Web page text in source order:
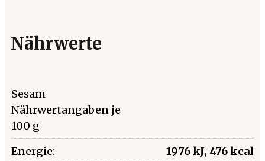
Nährwerte
Sesam
Nährwertangaben je
100 g
Energie:
1976 kJ, 476 kcal